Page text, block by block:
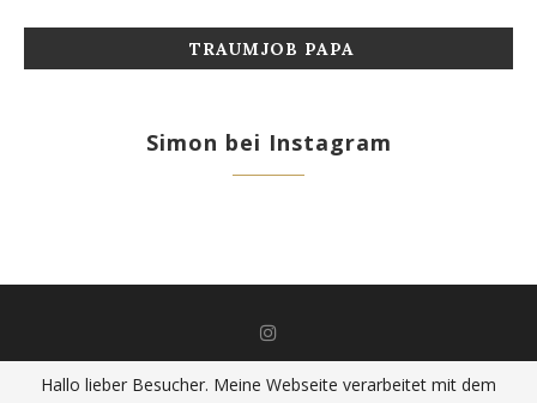
TRAUMJOB PAPA
Simon bei Instagram
Hallo lieber Besucher. Meine Webseite verarbeitet mit dem